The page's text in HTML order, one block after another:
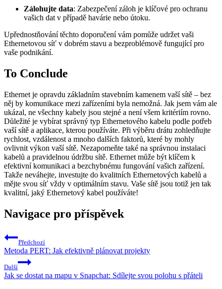
Zálohujte data: Zabezpečení záloh je klíčové pro ochranu
vašich dat v případě havárie nebo útoku.
Upřednostňování těchto doporučení vám pomůže udržet vaši
Ethernetovou síť v dobrém stavu a bezproblémově fungující pro
vaše podnikání.
To Conclude
Ethernet je opravdu základním stavebním kamenem vaší sítě – bez
něj by komunikace mezi zařízeními byla nemožná. Jak jsem vám ale
ukázal, ne všechny kabely jsou stejné a není všem kritériím rovno.
Důležité je vybírat správný typ Ethernetového kabelu podle potřeb
vaší sítě a aplikace, kterou používáte. Při výběru drátu zohledňujte
rychlost, vzdálenost a mnoho dalších faktorů, které by mohly
ovlivnit výkon vaší sítě. Nezapomeňte také na správnou instalaci
kabelů a pravidelnou údržbu sítě. Ethernet může být klíčem k
efektivní komunikaci a bezchybnému fungování vašich zařízení.
Takže neváhejte, investujte do kvalitních Ethernetových kabelů a
mějte svou síť vždy v optimálním stavu. Vaše sítě jsou totiž jen tak
kvalitní, jaký Ethernetový kabel používáte!
Navigace pro příspěvek
Předchozí
Metoda PERT: Jak efektivně plánovat projekty
Další
Jak se dostat na mapu v Snapchat: Sdílejte svou polohu s přáteli